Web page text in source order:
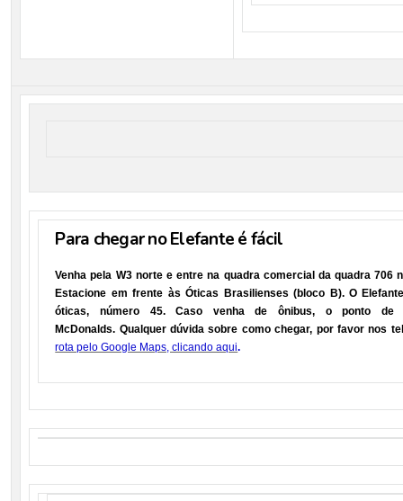
Para chegar no Elefante é fácil
Venha pela W3 norte e entre na quadra comercial da quadra 706
Estacione em frente às Óticas Brasilienses (bloco B). O
óticas, número 45. Caso venha de ônibus, o ponto
McDonalds. Qualquer dúvida sobre como chegar, por favor nos
rota pelo Google Maps, clicando aqui.